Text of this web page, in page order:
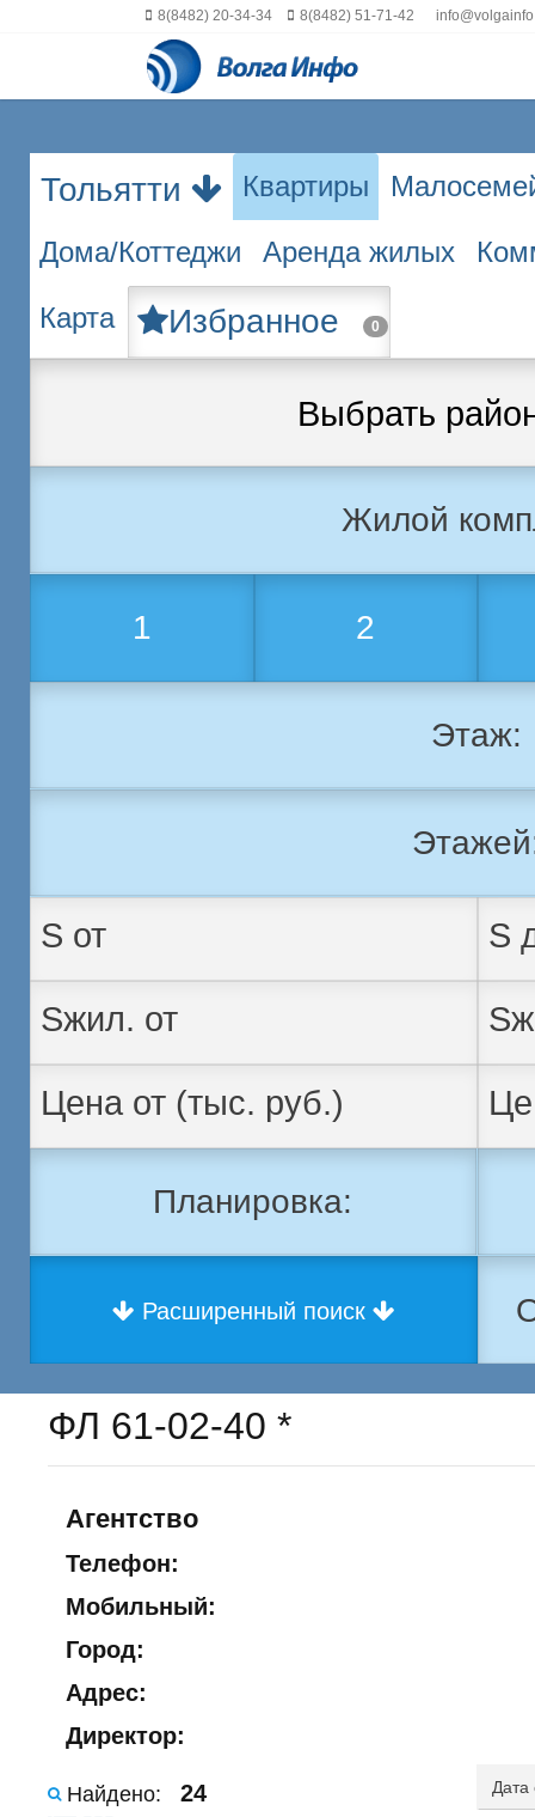
8(8482) 20-34-34 8(8482) 51-71-42
Тольятти Квартиры
Дома/Коттеджи Аренда жилых
Карта Избранное 0
Выбрать
Жилой
1 2
Этаж:
Планировка:
Расширенный поиск
ФЛ 61-02-40 *
Агентство
Телефон:
Мобильный:
Город:
Адрес:
Директор:
Найдено: 24